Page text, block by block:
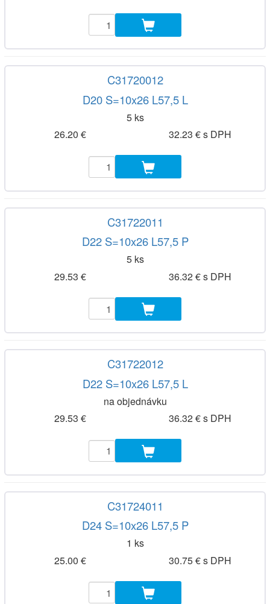
C31720012
D20 S=10x26 L57,5 L
5 ks
26.20 €
32.23 € s DPH
C31722011
D22 S=10x26 L57,5 P
5 ks
29.53 €
36.32 € s DPH
C31722012
D22 S=10x26 L57,5 L
na objednávku
29.53 €
36.32 € s DPH
C31724011
D24 S=10x26 L57,5 P
1 ks
25.00 €
30.75 € s DPH